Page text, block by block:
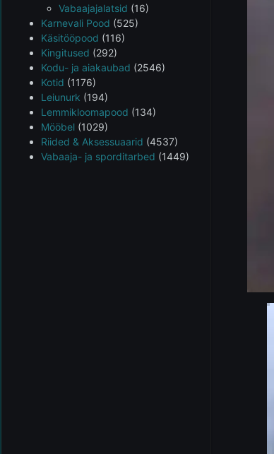
Vabaajajalatsid (16)
Karnevali Pood (525)
Käsitööpood (116)
Kingitused (292)
Kodu- ja aiakaubad (2546)
Kotid (1176)
Leiunurk (194)
Lemmikloomapood (134)
Mööbel (1029)
Riided & Aksessuaarid (4537)
Vabaaja- ja sporditarbed (1449)